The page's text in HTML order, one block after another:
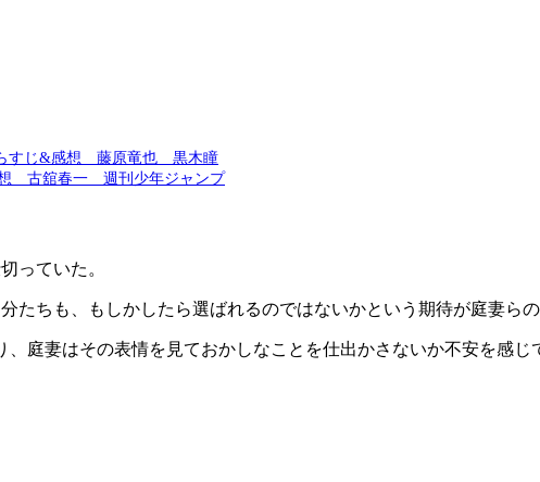
らすじ&感想 藤原竜也 黒木瞳
想 古舘春一 週刊少年ジャンプ
っていた。
ちも、もしかしたら選ばれるのではないかという期待が庭妻らの
庭妻はその表情を見ておかしなことを仕出かさないか不安を感じ